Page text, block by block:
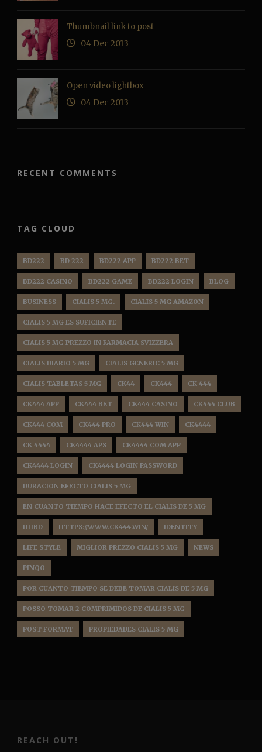
Thumbnail link to post
04 Dec 2013
Open video lightbox
04 Dec 2013
RECENT COMMENTS
TAG CLOUD
BD222 BD 222 BD222 APP BD222 BET
BD222 CASINO BD222 GAME BD222 LOGIN BLOG
BUSINESS CIALIS 5 MG. CIALIS 5 MG AMAZON
CIALIS 5 MG ES SUFICIENTE
CIALIS 5 MG PREZZO IN FARMACIA SVIZZERA
CIALIS DIARIO 5 MG CIALIS GENERIC 5 MG
CIALIS TABLETAS 5 MG CK44 CK444 CK 444
CK444 APP CK444 BET CK444 CASINO CK444 CLUB
CK444 COM CK444 PRO CK444 WIN CK4444
CK 4444 CK4444 APS CK4444 COM APP
CK4444 LOGIN CK4444 LOGIN PASSWORD
DURACION EFECTO CIALIS 5 MG
EN CUANTO TIEMPO HACE EFECTO EL CIALIS DE 5 MG
HHBD HTTPS://WWW.CK444.WIN/ IDENTITY
LIFE STYLE MIGLIOR PREZZO CIALIS 5 MG NEWS
PINQO
POR CUANTO TIEMPO SE DEBE TOMAR CIALIS DE 5 MG
POSSO TOMAR 2 COMPRIMIDOS DE CIALIS 5 MG
POST FORMAT PROPIEDADES CIALIS 5 MG
REACH OUT!